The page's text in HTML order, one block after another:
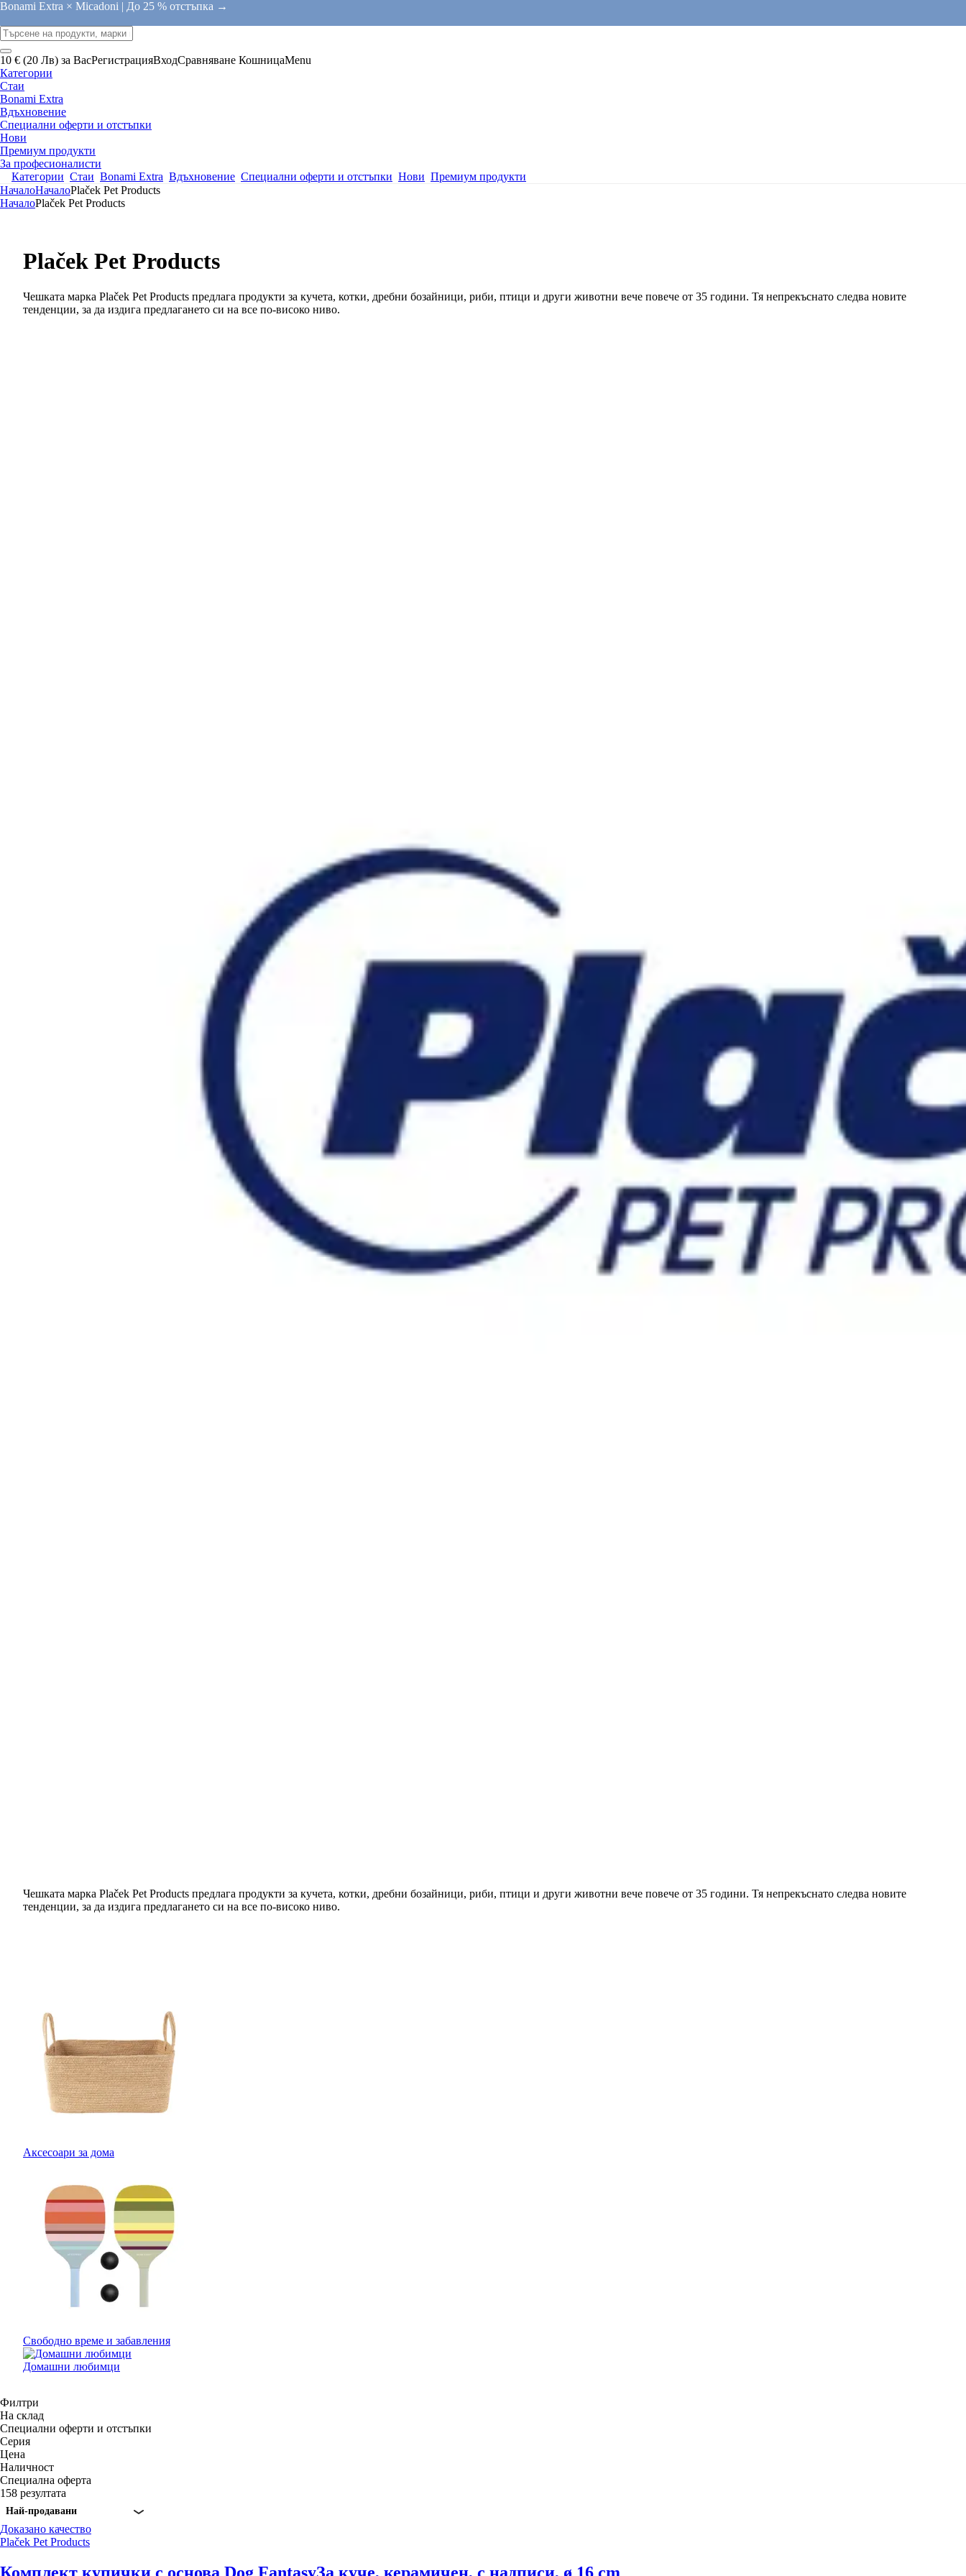
Bonami Extra × Micadoni | До 25 % отстъпка →
10 € (20 Лв) за ВасРегистрацияВходСравняване КошницаMenu
Категории
Стаи
Bonami Extra
Вдъхновение
Специални оферти и отстъпки
Нови
Премиум продукти
За професионалисти
Категории Стаи Bonami Extra Вдъхновение Специални оферти и отстъпки Нови Премиум продукти
НачалоНачалоPlaček Pet Products
НачалоPlaček Pet Products
Plaček Pet Products
Чешката марка Plaček Pet Products предлага продукти за кучета, котки, дребни бозайници, риби, птици и други животни вече повече от 35 години. Тя непрекъснато следва новите
тенденции, за да издига предлагането си на все по-високо ниво.
Чешката марка Plaček Pet Products предлага продукти за кучета, котки, дребни бозайници, риби, птици и други животни вече повече от 35 години. Тя непрекъснато следва новите
тенденции, за да издига предлагането си на все по-високо ниво.
Аксесоари за дома
Свободно време и забавления
Домашни любимци
Филтри
На склад
Специални оферти и отстъпки
Серия
Цена
Наличност
Специална оферта
158 резултата
Най-продавани
Доказано качество
Plaček Pet Products